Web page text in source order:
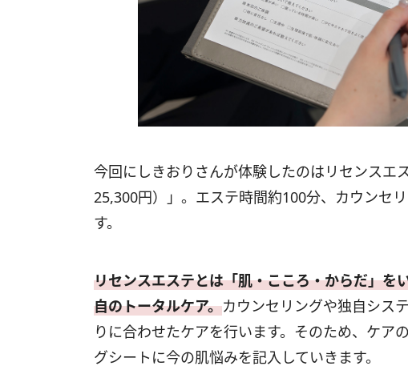
今回にしきおりさんが体験したのはリセンスエ
25,300円）」。エステ時間約100分、カウンセ
す。
リセンスエステとは「肌・こころ・からだ」を
自のトータルケア。カウンセリングや独自シス
りに合わせたケアを行います。そのため、ケア
グシートに今の肌悩みを記入していきます。